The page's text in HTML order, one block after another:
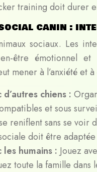
training doit durer
canin :
sociaux. Les
être émotionnel
mener à l’anxiété et
chiens :
et sous
reniflent sans se
doit être
humains : Jouez
toute la famille